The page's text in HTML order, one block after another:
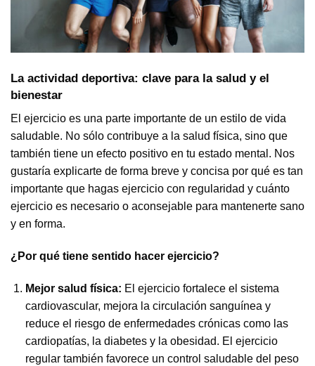
La actividad deportiva: clave para la salud y el
bienestar
El ejercicio es una parte importante de un estilo de vida
saludable. No sólo contribuye a la salud física, sino que
también tiene un efecto positivo en tu estado mental. Nos
gustaría explicarte de forma breve y concisa por qué es tan
importante que hagas ejercicio con regularidad y cuánto
ejercicio es necesario o aconsejable para mantenerte sano
y en forma.
¿Por qué tiene sentido hacer ejercicio?
Mejor salud física: El ejercicio fortalece el sistema
cardiovascular, mejora la circulación sanguínea y
reduce el riesgo de enfermedades crónicas como las
cardiopatías, la diabetes y la obesidad. El ejercicio
regular también favorece un control saludable del peso